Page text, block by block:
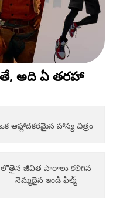
అది ఏ తరహా
ఆహ్లాదకరమైన హాస్య చిత్రం
లోతైన జీవిత పాఠాలు కలిగిన
నెమ్మదైన ఇండి ఫిల్మ్